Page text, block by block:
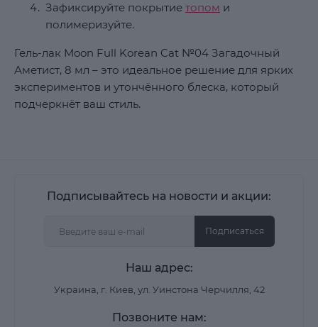
Зафиксируйте покрытие топом и
полимеризуйте.
Гель-лак Moon Full Korean Cat №04 Загадочный
Аметист, 8 мл – это идеальное решение для ярких
экспериментов и утончённого блеска, который
подчеркнёт ваш стиль.
Подписывайтесь на новости и акции:
Подписаться
Наш адрес:
Украина, г. Киев, ул. Уинстона Черчилля, 42
Позвоните нам: